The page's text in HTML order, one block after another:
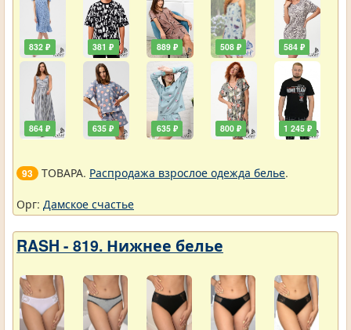
832 ₽
864 ₽
381 ₽
635 ₽
889 ₽
635 ₽
508 ₽
800 ₽
584 ₽
1 245 ₽
93 ТОВАРА. Распродажа взрослое одежда белье.
Орг: Дамское счастье
RASH - 819. Нижнее белье